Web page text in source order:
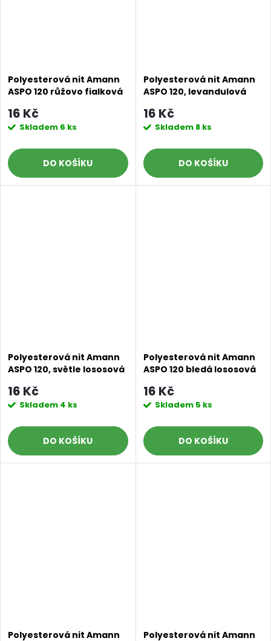
Polyesterová nit Amann
ASPO 120 růžovo fialková
16 Kč
Skladem 6 ks
DO KOŠÍKU
Polyesterová nit Amann
ASPO 120, levandulová
16 Kč
Skladem 8 ks
DO KOŠÍKU
Polyesterová nit Amann
ASPO 120, světle lososová
16 Kč
Skladem 4 ks
DO KOŠÍKU
Polyesterová nit Amann
ASPO 120 bledá lososová
16 Kč
Skladem 5 ks
DO KOŠÍKU
Polyesterová nit Amann
Polyesterová nit Amann